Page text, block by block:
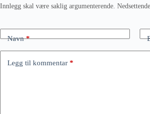
Innlegg skal være saklig argumenterende.
Navn*
Legg til kommentar *